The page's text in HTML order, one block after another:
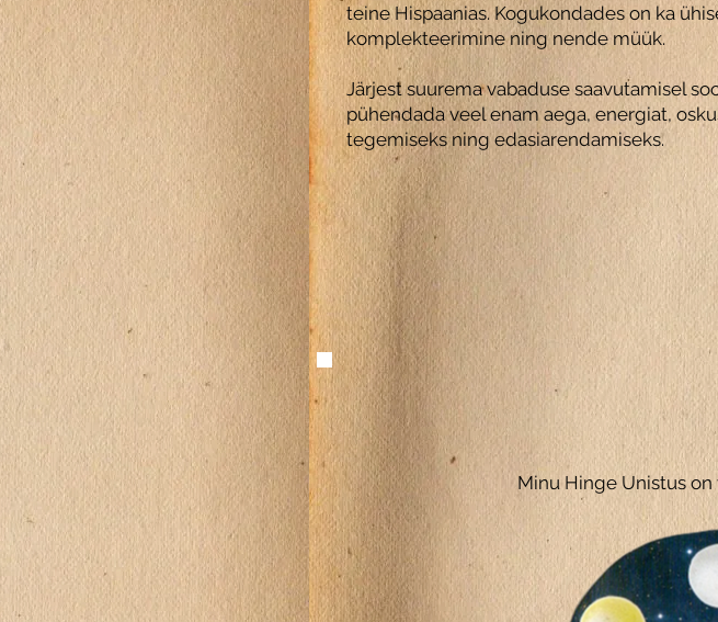
teine Hispaanias. Kogukondades on ka
komplekteerimine ning nende müük.
Järjest suurema vabaduse saavutamisel
pühendada veel enam aega, energiat,
tegemiseks ning edasiarendamiseks.
Minu Hinge Unistus